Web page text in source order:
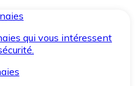
qui vous intéressent